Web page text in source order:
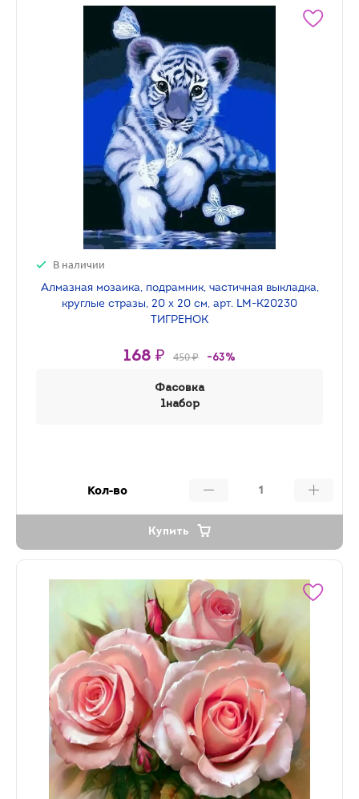
В наличии
Алмазная мозаика, подрамник, частичная выкладка,
круглые стразы, 20 х 20 см, арт. LM-K20230
ТИГРЕНОК
168 ₽ 450 ₽ -63%
Фасовка
1набор
Кол-во
Купить